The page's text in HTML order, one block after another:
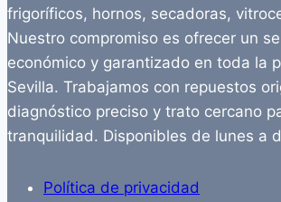
frigoríficos, hornos, secadoras,
Nuestro compromiso es ofrecer un
económico y garantizado en toda la
Sevilla. Trabajamos con repuestos
diagnóstico preciso y trato cercano
tranquilidad. Disponibles de lunes a
Política de privacidad